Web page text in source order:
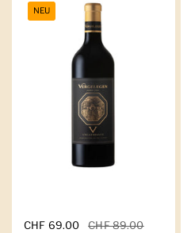
Regulärer Preis
CHF 69.00 Sale-Preis
CHF 89.00
NEU